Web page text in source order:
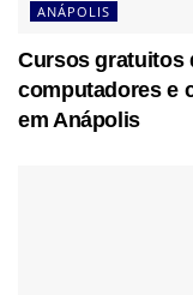
ANÁPOLIS
Cursos gratuitos
computadores e
em Anápolis